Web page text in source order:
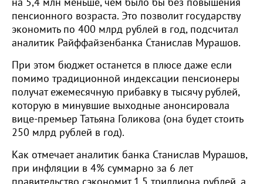
на 5,4 млн меньше, чем было бы без повышения
пенсионного возраста. Это позволит государству
экономить по 400 млрд рублей в год, подсчитал
аналитик Райффайзенбанка Станислав Мурашов.
При этом бюджет останется в плюсе даже если
помимо традиционной индексации пенсионеры
получат ежемесячную прибавку в тысячу рублей,
которую в минувшие выходные анонсировала
вице-премьер Татьяна Голикова (она будет стоить
250 млрд рублей в год).
Как отмечает аналитик банка Станислав Мурашов,
при инфляции в 4% суммарно за 6 лет